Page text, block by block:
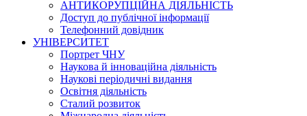
АНТИКОРУПЦІЙНА ДІЯЛЬНІСТЬ
Доступ до публічної інформації
Телефонний довідник
УНІВЕРСИТЕТ
Портрет ЧНУ
Наукова й інноваційна діяльність
Наукові періодичні видання
Освітня діяльність
Сталий розвиток